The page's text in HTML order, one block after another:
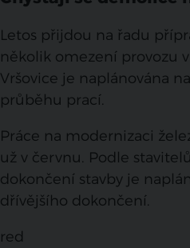
Letos přijdou na řadu
několik omezení provozu
Vršovice je naplánována
průběhu prací.
Práce na modernizaci
už v červnu. Podle
dokončení stavby je
dřívějšího dokončení.
red